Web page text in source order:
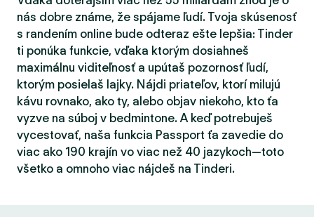
nás dobre známe, že spájame ľudí. Tvoja skúsenosť
s randením online bude odteraz ešte lepšia: Tinder
ti ponúka funkcie, vďaka ktorým dosiahneš
maximálnu viditeľnosť a upútaš pozornosť ľudí,
ktorým posielaš lajky. Nájdi priateľov, ktorí milujú
kávu rovnako, ako ty, alebo objav niekoho, kto ťa
vyzve na súboj v bedmintone. A keď potrebuješ
vycestovať, naša funkcia Passport ťa zavedie do
viac ako 190 krajín vo viac než 40 jazykoch—toto
všetko a omnoho viac nájdeš na Tinderi.